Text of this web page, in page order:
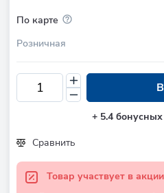
По карте
Розничная
+ 5.4
Сравнить
Товар участвует в